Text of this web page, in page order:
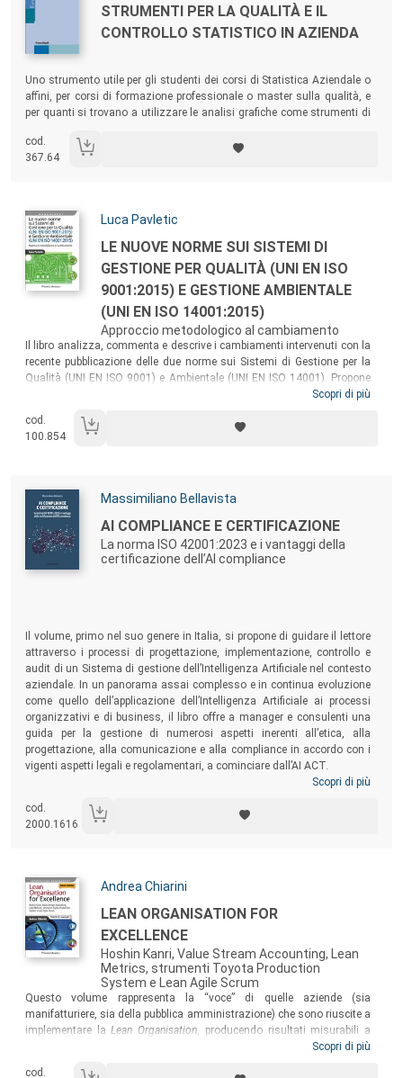
Titolo:
STRUMENTI PER LA QUALITÀ E IL
CONTROLLO STATISTICO IN AZIENDA
Uno strumento utile per gli studenti dei corsi di Statistica Aziendale o
affini, per corsi di formazione professionale o master sulla qualità, e
per quanti si trovano a utilizzare le analisi grafiche come strumenti di
statistico di qualità nelle diverse fasi (non esclusivamente produttive)
dei processi aziendali.
cod.
367.64
Autori:
Luca Pavletic
Titolo:
LE NUOVE NORME SUI SISTEMI DI
GESTIONE PER QUALITÀ (UNI EN ISO
9001:2015) E GESTIONE AMBIENTALE
(UNI EN ISO 14001:2015)
Approccio metodologico al cambiamento
Sommario:
Il libro analizza, commenta e descrive i cambiamenti intervenuti con la
recente pubblicazione delle due norme sui Sistemi di Gestione per la
Qualità (UNI EN ISO 9001) e Ambientale (UNI EN ISO 14001). Propone
una metodologia operativa volta ad aiutare il cambiamento e a
essere. Si rivolge sia alle figure professionalmente coinvolte (aziende,
consulenti, auditor, ecc.) sia alle persone che intendono, per la prima
Scopri di più
cod.
100.854
Autori:
Massimiliano Bellavista
Titolo:
AI COMPLIANCE E CERTIFICAZIONE
La norma ISO 42001:2023 e i vantaggi della
certificazione dell’AI compliance
Il volume, primo nel suo genere in Italia, si propone di guidare il lettore
attraverso i processi di progettazione, implementazione, controllo e
audit di un Sistema di gestione dell’Intelligenza Artificiale nel contesto
aziendale. In un panorama assai complesso e in continua evoluzione
come quello dell’applicazione dell’Intelligenza Artificiale ai processi
organizzativi e di business, il libro offre a manager e consulenti una
guida per la gestione di numerosi aspetti inerenti all’etica, alla
progettazione, alla comunicazione e alla compliance in accordo con i
vigenti aspetti legali e regolamentari, a cominciare dall’AI ACT.
Scopri di più
cod.
2000.1616
Autori:
Andrea Chiarini
Titolo:
LEAN ORGANISATION FOR
EXCELLENCE
Hoshin Kanri, Value Stream Accounting, Lean
Metrics, strumenti Toyota Production
System e Lean Agile Scrum
Sommario:
Questo volume rappresenta la “voce” di quelle aziende (sia
manifatturiere, sia della pubblica amministrazione) che sono riuscite a
implementare laLean Organisation, producendo risultati misurabili a
livello di conto economico e di soddisfazione clienti. Uno dei pochi
Scopri di più
cod.